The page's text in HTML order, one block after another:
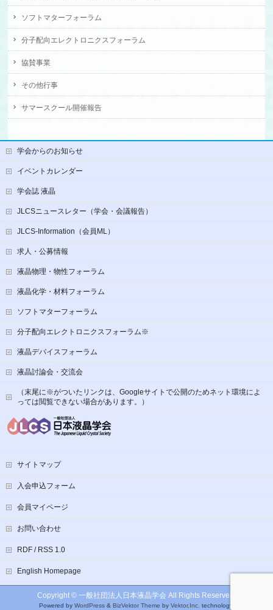
ソフトマターフォーラム
分子配向エレクトロニクスフォーラム
協賛事業
その他行事
サマースクール開催報告
学会からのお知らせ
イベントカレンダー
学会誌 液晶
JLCSニュースレター（学会・会議報告）
JLCS-Information（会員ML）
求人・公募情報
液晶物理・物性フォーラム
液晶化学・材料フォーラム
ソフトマターフォーラム
分子配向エレクトロニクスフォーラム※
液晶デバイスフォーラム
液晶討論会・交流会
（末尾に※がついたリンクは、Googleサイトで公開のためネット環境によ
っては閲覧できない場合があります。）
サイトマップ
入会申込フォーム
会員マイページ
お問い合わせ
RDF / RSS 1.0
English Homepage
Copyright © 一般社団法人日本液晶学会 All Rights Reserved.
Powered by WordPress& BizVektor Theme by Vektor,Inc. technology.